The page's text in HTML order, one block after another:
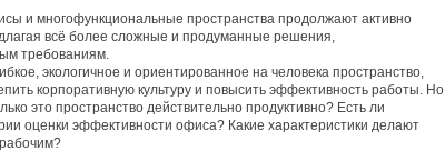
и многофункциональные пространства продолжают активно
всё более сложные и продуманные решения,
требованиям.
экологичное и ориентированное на человека пространство,
корпоративную культуру и повысить эффективность работы. Но
это пространство действительно продуктивно? Есть ли
оценки эффективности офиса? Какие характеристики делают